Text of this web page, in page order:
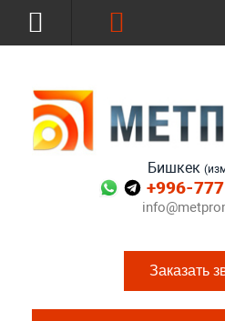
Бишкек
+996-
Заказать